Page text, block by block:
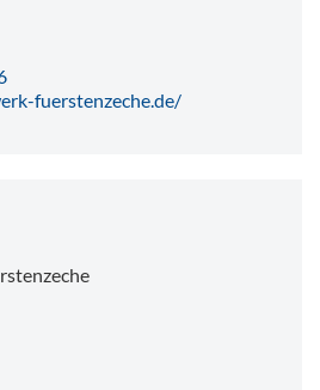
fuerstenzeche.de/